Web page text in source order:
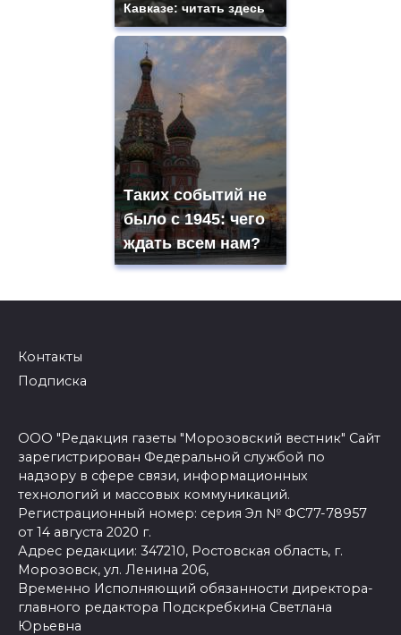
Кавказе: читать здесь
Таких событий не
было с 1945: чего
ждать всем нам?
Контакты
Подписка
ООО "Редакция газеты "Морозовский вестник" Сайт
зарегистрирован Федеральной службой по
надзору в сфере связи, информационных
технологий и массовых коммуникаций.
Регистрационный номер: серия Эл № ФС77-78957
от 14 августа 2020 г.
Адрес редакции: 347210, Ростовская область, г.
Морозовск, ул. Ленина 206,
Временно Исполняющий обязанности директора-
главного редактора Подскребкина Светлана
Юрьевна